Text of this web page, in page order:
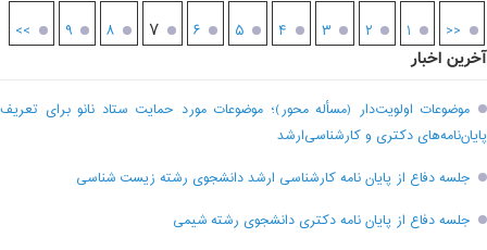
<< ۱ ۲ ۳ ۴ ۵ ۶ ۷ ۸ ۹ >>
آخرین اخبار
موضوعات اولویت‌دار (مسأله محور)؛ موضوعات مورد حمایت ستاد نانو برای تعریف
پایان‌نامه‌های دکتری و کارشناسی‌ارشد
جلسه دفاع از پایان نامه کارشناسی ارشد دانشجوی رشته زیست شناسی
جلسه دفاع از پایان نامه دکتری دانشجوی رشته شیمی